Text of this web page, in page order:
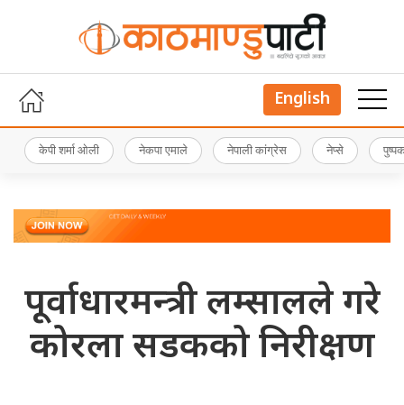
English
केपी शर्मा ओली नेकपा एमाले नेपाली कांग्रेस नेप्से
पूर्वाधारमन्त्री लम्सालले गरे
कोरला सडकको निरीक्षण